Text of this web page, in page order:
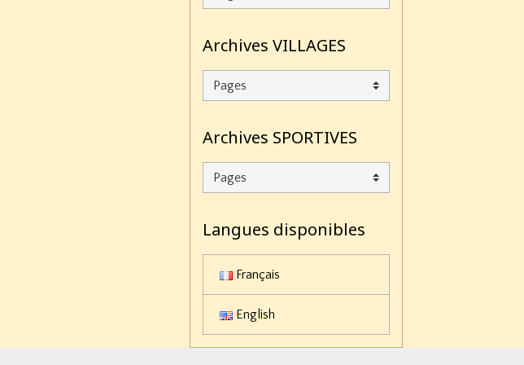
Archives VILLAGES
Archives SPORTIVES
Langues disponibles
Français
English